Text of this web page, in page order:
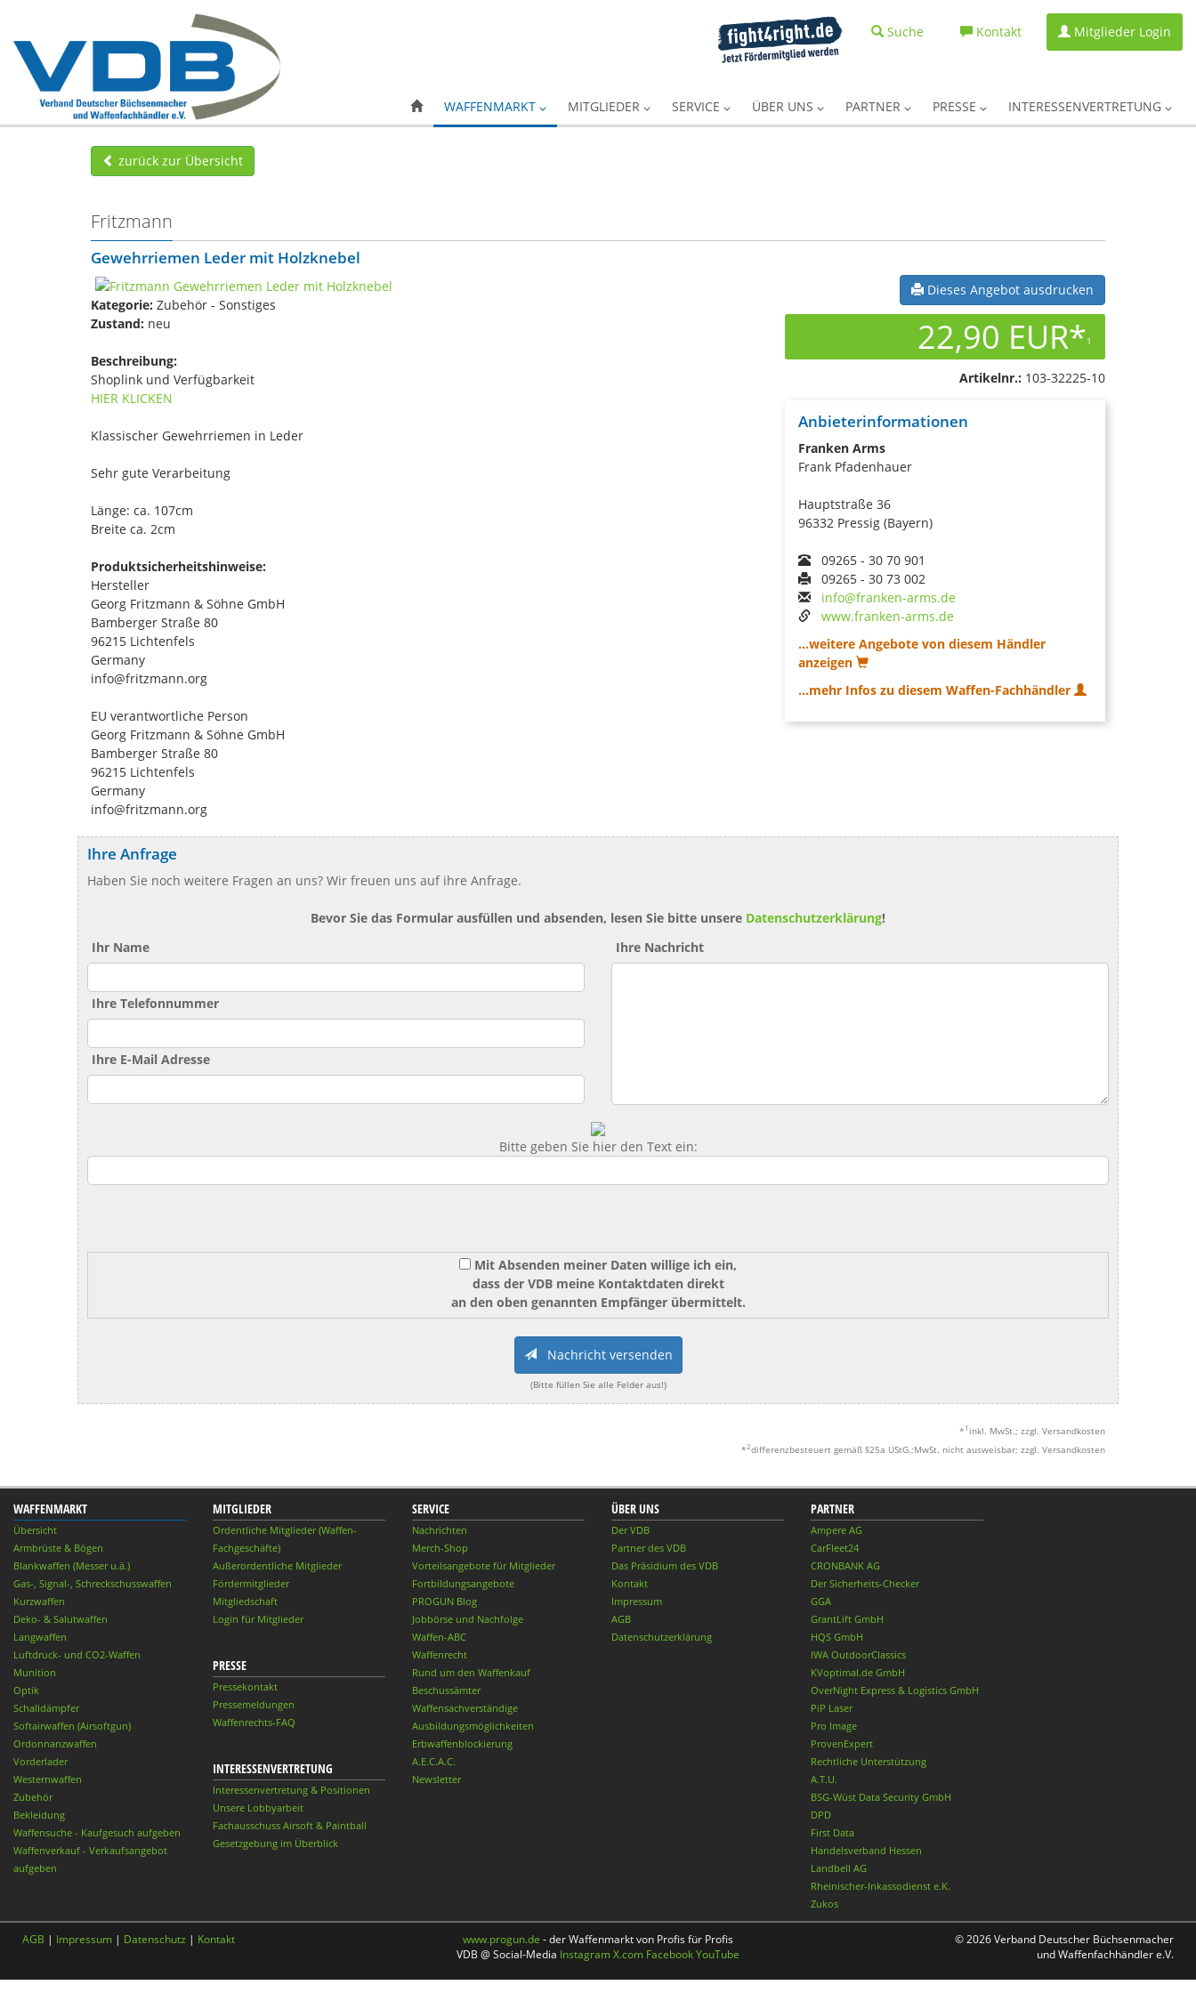
Suche Kontakt Mitglieder Login
WAFFENMARKT MITGLIEDER SERVICE ÜBER UNS PARTNER PRESSE INTERESSENVERTRETUNG
zurück zur Übersicht
Fritzmann
Gewehrriemen Leder mit Holzknebel
Kategorie: Zubehör - Sonstiges
Zustand: neu
Beschreibung:
Shoplink und Verfügbarkeit
HIER KLICKEN
Klassischer Gewehrriemen in Leder
Sehr gute Verarbeitung
Länge: ca. 107cm
Breite ca. 2cm
Produktsicherheitshinweise:
Hersteller
Georg Fritzmann & Söhne GmbH
Bamberger Straße 80
96215 Lichtenfels
Germany
info@fritzmann.org
EU verantwortliche Person
Georg Fritzmann & Söhne GmbH
Bamberger Straße 80
96215 Lichtenfels
Germany
info@fritzmann.org
Dieses Angebot ausdrucken
22,90 EUR*1
Artikelnr.: 103-32225-10
Anbieterinformationen
Franken Arms
Frank Pfadenhauer
Hauptstraße 36
96332 Pressig (Bayern)
09265 - 30 70 901
09265 - 30 73 002
info@franken-arms.de
www.franken-arms.de
...weitere Angebote von diesem Händler
anzeigen
...mehr Infos zu diesem Waffen-Fachhändler
Ihre Anfrage
Haben Sie noch weitere Fragen an uns? Wir freuen uns auf ihre Anfrage.
Bevor Sie das Formular ausfüllen und absenden, lesen Sie bitte unsere Datenschutzerklärung!
Ihr Name
Ihre Telefonnummer
Ihre E-Mail Adresse
Ihre Nachricht
Bitte geben Sie hier den Text ein:
Mit Absenden meiner Daten willige ich ein,
dass der VDB meine Kontaktdaten direkt
an den oben genannten Empfänger übermittelt.
Nachricht versenden
(Bitte füllen Sie alle Felder aus!)
* 1 inkl. MwSt.; zzgl. Versandkosten
*2differenzbesteuert gemäß §25a UStG.;MwSt. nicht ausweisbar; zzgl. Versandkosten
WAFFENMARKT
Übersicht
Armbrüste & Bögen
Blankwaffen (Messer u.ä.)
Gas-, Signal-, Schreckschusswaffen
Kurzwaffen
Deko- & Salutwaffen
Langwaffen
Luftdruck- und CO2-Waffen
Munition
Optik
Schalldämpfer
Softairwaffen (Airsoftgun)
Ordonnanzwaffen
Vorderlader
Westernwaffen
Zubehör
Bekleidung
Waffensuche - Kaufgesuch aufgeben
Waffenverkauf - Verkaufsangebot
aufgeben
MITGLIEDER
Ordentliche Mitglieder (Waffen-
Fachgeschäfte)
Außerordentliche Mitglieder
Fördermitglieder
Mitgliedschaft
Login für Mitglieder
PRESSE
Pressekontakt
Pressemeldungen
Waffenrechts-FAQ
INTERESSENVERTRETUNG
Interessenvertretung & Positionen
Unsere Lobbyarbeit
Fachausschuss Airsoft & Paintball
Gesetzgebung im Überblick
SERVICE
Nachrichten
Merch-Shop
Vorteilsangebote für Mitglieder
Fortbildungsangebote
PROGUN Blog
Jobbörse und Nachfolge
Waffen-ABC
Waffenrecht
Rund um den Waffenkauf
Beschussämter
Waffensachverständige
Ausbildungsmöglichkeiten
Erbwaffenblockierung
A.E.C.A.C.
Newsletter
ÜBER UNS
Der VDB
Partner des VDB
Das Präsidium des VDB
Kontakt
Impressum
AGB
Datenschutzerklärung
PARTNER
Ampere AG
CarFleet24
CRONBANK AG
Der Sicherheits-Checker
GGA
GrantLift GmbH
HQS GmbH
IWA OutdoorClassics
KVoptimal.de GmbH
OverNight Express & Logistics GmbH
PiP Laser
Pro Image
ProvenExpert
Rechtliche Unterstützung
A.T.U.
BSG-Wüst Data Security GmbH
DPD
First Data
Handelsverband Hessen
Landbell AG
Rheinischer-Inkassodienst e.K.
Zukos
AGB | Impressum | Datenschutz | Kontakt www.progun.de - der Waffenmarkt von Profis für Profis
VDB @ Social-Media InstagramX.com FacebookYouTube
© 2026 Verband Deutscher Büchsenmacher
und Waffenfachhändler e.V.